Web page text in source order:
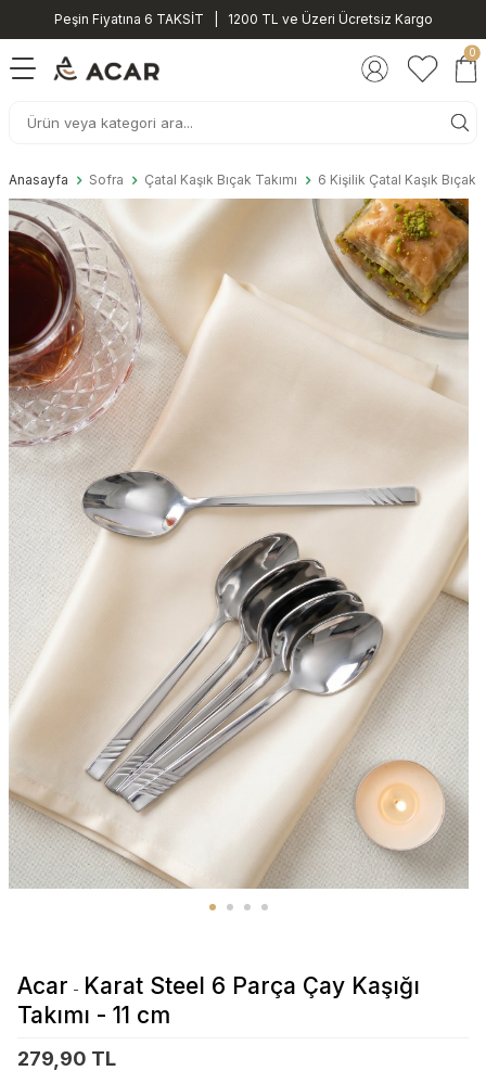
Peşin Fiyatına 6 TAKSİT | 1200 TL ve Üzeri Ücretsiz Kargo
0
Anasayfa Sofra Çatal Kaşık Bıçak Takımı 6 Kişilik Çatal Kaşık Bıçak
Acar - Karat Steel 6 Parça Çay Kaşığı
Takımı - 11 cm
279,90 TL